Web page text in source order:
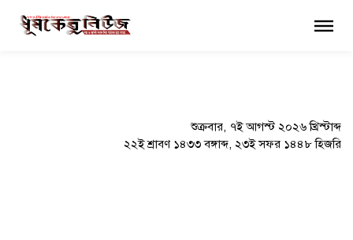
শুক্রবার, ৭ই আগস্ট ২০২৬ খ্রিস্টাব্দ
২২ই শ্রাবণ ১৪৩৩ বঙ্গাব্দ, ২৩ই সফর ১৪৪৮ হিজরি
×